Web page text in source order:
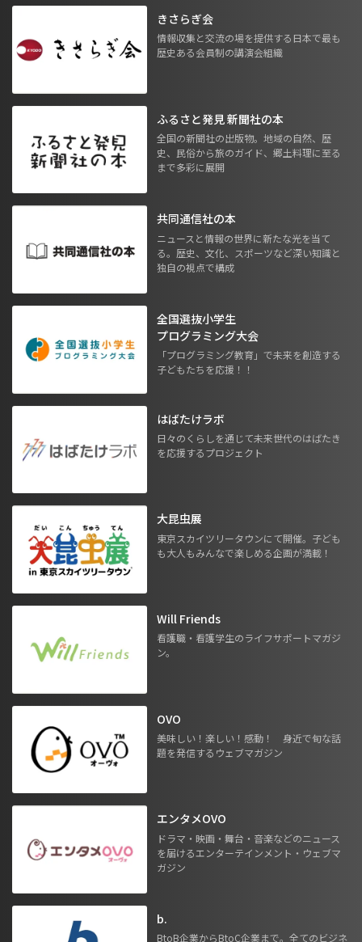
きさらぎ会
情報収集と交流の場を提供する日本で最も
歴史ある会員制の講演会組織
ふるさと発見 新聞社の本
全国の新聞社の出版物。地域の自然、歴
史、民俗から旅のガイド、郷土料理に至る
まで多彩に展開
共同通信社の本
ニュースと情報の世界に新たな光を当て
る。歴史、文化、スポーツなど深い知識と
独自の視点で構成
全国選抜小学生
プログラミング大会
「プログラミング教育」で未来を創造する
子どもたちを応援！！
はばたけラボ
日々のくらしを通じて未来世代のはばたき
を応援するプロジェクト
大昆虫展
東京スカイツリータウンにて開催。子ども
も大人もみんなで楽しめる企画が満載！
Will Friends
看護職・看護学生のライフサポートマガジ
ン。
OVO
美味しい！楽しい！感動！ 身近で旬な話
題を発信するウェブマガジン
エンタメOVO
ドラマ・映画・舞台・音楽などのニュース
を届けるエンターテインメント・ウェブマ
ガジン
b.
BtoB企業からBtoC企業まで。全てのビジネ